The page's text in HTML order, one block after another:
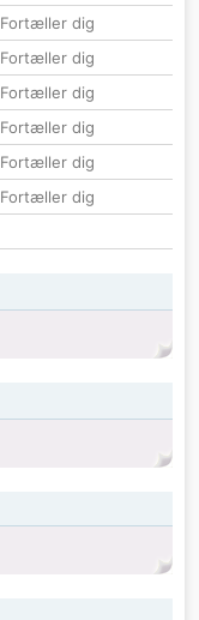
Fortæller dig
Fortæller dig
Fortæller dig
Fortæller dig
Fortæller dig
Fortæller dig